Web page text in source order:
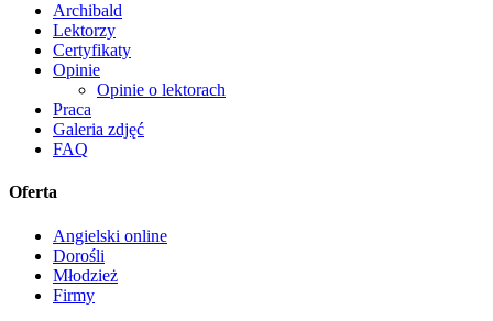
Archibald
Lektorzy
Certyfikaty
Opinie
Opinie o lektorach
Praca
Galeria zdjęć
FAQ
Oferta
Angielski online
Dorośli
Młodzież
Firmy